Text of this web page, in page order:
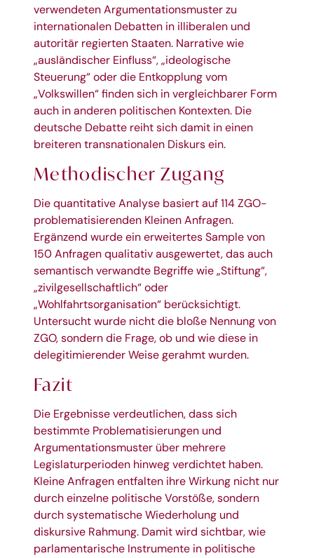
verwendeten Argumentationsmuster zu
internationalen Debatten in illiberalen und
autoritär regierten Staaten. Narrative wie
„ausländischer Einfluss“, „ideologische
Steuerung“ oder die Entkopplung vom
„Volkswillen“ finden sich in vergleichbarer Form
auch in anderen politischen Kontexten. Die
deutsche Debatte reiht sich damit in einen
breiteren transnationalen Diskurs ein.
Methodischer Zugang
Die quantitative Analyse basiert auf 114 ZGO-
problematisierenden Kleinen Anfragen.
Ergänzend wurde ein erweitertes Sample von
150 Anfragen qualitativ ausgewertet, das auch
semantisch verwandte Begriffe wie „Stiftung“,
„zivilgesellschaftlich“ oder
„Wohlfahrtsorganisation“ berücksichtigt.
Untersucht wurde nicht die bloße Nennung von
ZGO, sondern die Frage, ob und wie diese in
delegitimierender Weise gerahmt wurden.
Fazit
Die Ergebnisse verdeutlichen, dass sich
bestimmte Problematisierungen und
Argumentationsmuster über mehrere
Legislaturperioden hinweg verdichtet haben.
Kleine Anfragen entfalten ihre Wirkung nicht nur
durch einzelne politische Vorstöße, sondern
durch systematische Wiederholung und
diskursive Rahmung. Damit wird sichtbar, wie
parlamentarische Instrumente in politische